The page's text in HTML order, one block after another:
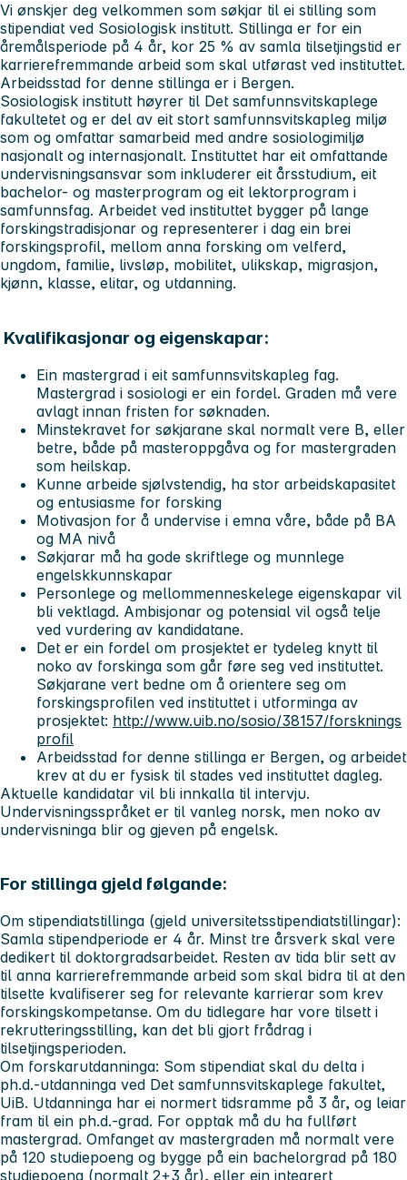
Vi ønskjer deg velkommen som søkjar til ei stilling som
stipendiat ved Sosiologisk institutt. Stillinga er for ein
åremålsperiode på 4 år, kor 25 % av samla tilsetjingstid er
karrierefremmande arbeid som skal utførast ved instituttet.
Arbeidsstad for denne stillinga er i Bergen.
Sosiologisk institutt høyrer til Det samfunnsvitskaplege
fakultetet og er del av eit stort samfunnsvitskapleg miljø
som og omfattar samarbeid med andre sosiologimiljø
nasjonalt og internasjonalt. Instituttet har eit omfattande
undervisningsansvar som inkluderer eit årsstudium, eit
bachelor- og masterprogram og eit lektorprogram i
samfunnsfag. Arbeidet ved instituttet bygger på lange
forskingstradisjonar og representerer i dag ein brei
forskingsprofil, mellom anna forsking om velferd,
ungdom, familie, livsløp, mobilitet, ulikskap, migrasjon,
kjønn, klasse, elitar, og utdanning.
Kvalifikasjonar og eigenskapar:
Ein mastergrad i eit samfunnsvitskapleg fag.
Mastergrad i sosiologi er ein fordel. Graden må vere
avlagt innan fristen for søknaden.
Minstekravet for søkjarane skal normalt vere B, eller
betre, både på masteroppgåva og for mastergraden
som heilskap.
Kunne arbeide sjølvstendig, ha stor arbeidskapasitet
og entusiasme for forsking
Motivasjon for å undervise i emna våre, både på BA
og MA nivå
Søkjarar må ha gode skriftlege og munnlege
engelskkunnskapar
Personlege og mellommenneskelege eigenskapar vil
bli vektlagd. Ambisjonar og potensial vil også telje
ved vurdering av kandidatane.
Det er ein fordel om prosjektet er tydeleg knytt til
noko av forskinga som går føre seg ved instituttet.
Søkjarane vert bedne om å orientere seg om
forskingsprofilen ved instituttet i utforminga av
prosjektet: http://www.uib.no/sosio/38157/forsknings
profil
Arbeidsstad for denne stillinga er Bergen, og arbeidet
krev at du er fysisk til stades ved instituttet dagleg.
Aktuelle kandidatar vil bli innkalla til intervju.
Undervisningsspråket er til vanleg norsk, men noko av
undervisninga blir og gjeven på engelsk.
For stillinga gjeld følgande:
Om stipendiatstillinga (gjeld universitetsstipendiatstillingar):
Samla stipendperiode er 4 år. Minst tre årsverk skal vere
dedikert til doktorgradsarbeidet. Resten av tida blir sett av
til anna karrierefremmande arbeid som skal bidra til at den
tilsette kvalifiserer seg for relevante karrierar som krev
forskingskompetanse. Om du tidlegare har vore tilsett i
rekrutteringsstilling, kan det bli gjort frådrag i
tilsetjingsperioden.
Om forskarutdanninga: Som stipendiat skal du delta i
ph.d.-utdanninga ved Det samfunnsvitskaplege fakultet,
UiB. Utdanninga har ei normert tidsramme på 3 år, og leiar
fram til ein ph.d.-grad. For opptak må du ha fullført
mastergrad. Omfanget av mastergraden må normalt vere
på 120 studiepoeng og bygge på ein bachelorgrad på 180
studiepoeng (normalt 2+3 år), eller ein integrert